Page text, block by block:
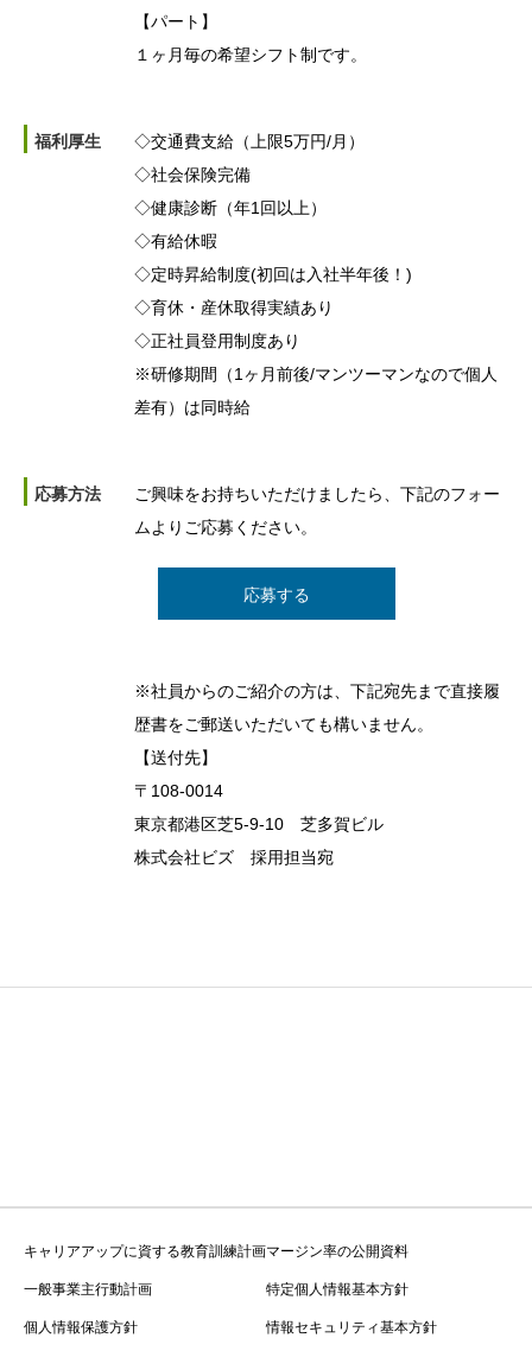
【パート】
１ヶ月毎の希望シフト制です。
福利厚生
◇交通費支給（上限5万円/月）
◇社会保険完備
◇健康診断（年1回以上）
◇有給休暇
◇定時昇給制度(初回は入社半年後！)
◇育休・産休取得実績あり
◇正社員登用制度あり
※研修期間（1ヶ月前後/マンツーマンなので個人
差有）は同時給
応募方法
ご興味をお持ちいただけましたら、下記のフォー
ムよりご応募ください。
応募する
※社員からのご紹介の方は、下記宛先まで直接履
歴書をご郵送いただいても構いません。
【送付先】
〒108-0014
東京都港区芝5-9-10 芝多賀ビル
株式会社ビズ 採用担当宛
キャリアアップに資する教育訓練計画マージン率の公開資料
一般事業主行動計画 特定個人情報基本方針
個人情報保護方針 情報セキュリティ基本方針